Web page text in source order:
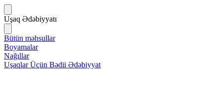
Uşaq Ədəbiyyatı
Bütün məhsullar
Boyamalar
Nağıllar
Uşaqlar Üçün Bədii Ədəbiyyat